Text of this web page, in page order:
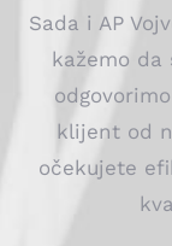
Sada i AP
kažemo da
klijent od
očekujete